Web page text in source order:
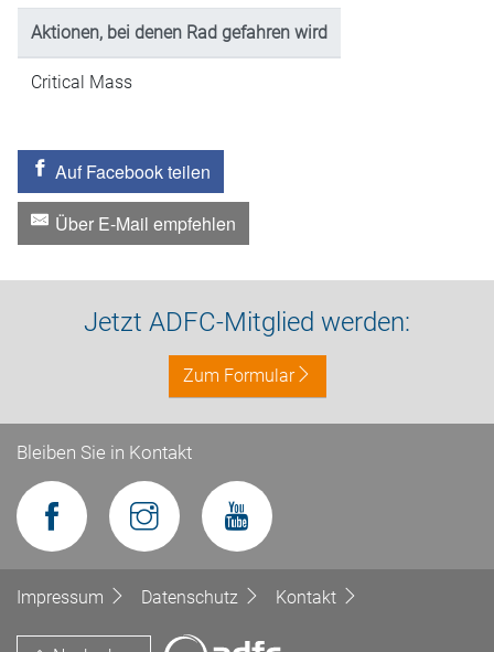
Aktionen, bei denen Rad gefahren wird
Critical Mass
Auf Facebook teilen
Über E-Mail empfehlen
Jetzt ADFC-Mitglied werden:
Zum Formular
Bleiben Sie in Kontakt
Impressum Datenschutz Kontakt